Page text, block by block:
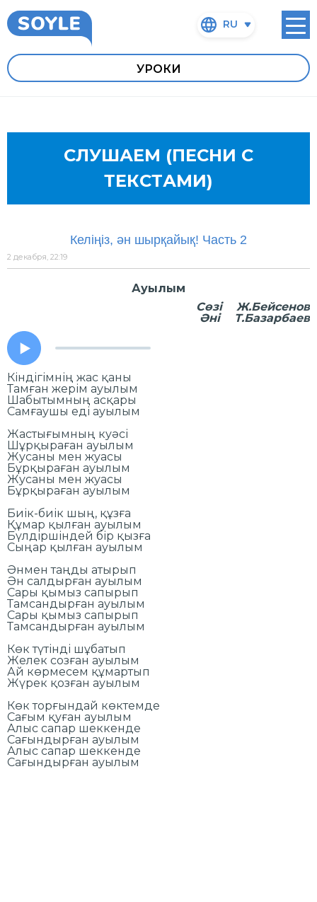
RU
УРОКИ
СЛУШАЕМ (ПЕСНИ С
ТЕКСТАМИ)
Келіңіз, ән шырқайық! Часть 2
2 декабря, 22:19
Ауылым
Сөзі Ж.Бейсенов
Әні Т.Базарбаев
Кіндігімнің жас қаны
Тамған жерім ауылым
Шабытымның асқары
Самғаушы еді ауылым
Жастығымның куәсі
Шұрқыраған ауылым
Жусаны мен жуасы
Бұрқыраған ауылым
Жусаны мен жуасы
Бұрқыраған ауылым
Биік-биік шың, құзға
Құмар қылған ауылым
Бүлдіршіндей бір қызға
Сыңар қылған ауылым
Әнмен таңды атырып
Ән салдырған ауылым
Сары қымыз сапырып
Тамсандырған ауылым
Сары қымыз сапырып
Тамсандырған ауылым
Көк түтінді шұбатып
Желек созған ауылым
Ай көрмесем құмартып
Жүрек қозған ауылым
Көк торғындай көктемде
Сағым қуған ауылым
Алыс сапар шеккенде
Сағындырған ауылым
Алыс сапар шеккенде
Сағындырған ауылым